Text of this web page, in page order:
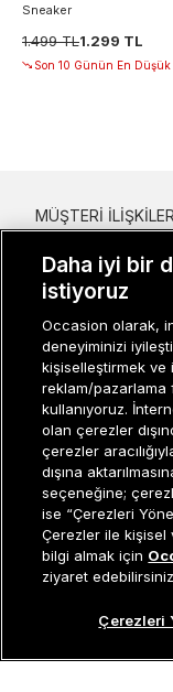
Sneaker
1.499 TL1.299 TL
Son 10 Günün En Düşük
Müşteri İlişkileri0
MÜŞTERI
KURUMSAL
KADIN
GRUP MARKALAR
ERKEK
Occasion bir
Daha iyi bir
istiyoruz
Occasion olarak,
deneyiminizi
kişiselleştirmek ve
reklam/
kullanıyoruz.
olan çerezler
çerezler
dışına
seçeneğine;
ise “Çerezleri
Çerezler ile kişisel
bilgi almak için
ziyaret
Çerezleri